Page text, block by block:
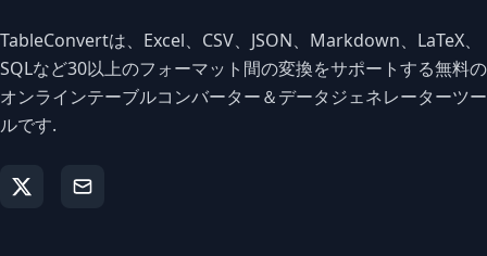
TableConvertは、Excel、CSV、JSON、Markdown、LaTeX、
SQLなど30以上のフォーマット間の変換をサポートする無料の
オンラインテーブルコンバーター＆データジェネレーターツー
ルです.